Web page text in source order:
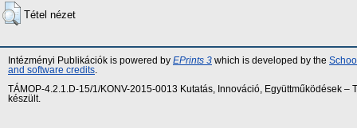
Tétel nézet
Intézményi Publikációk is powered by EPrints 3 which is developed by the
and software credits.
TÁMOP-4.2.1.D-15/1/KONV-2015-0013 Kutatás, Innováció, Együttműködések
készült.